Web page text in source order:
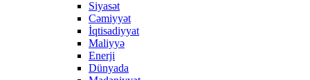
Siyasət
Cəmiyyət
İqtisadiyyat
Maliyyə
Enerji
Dünyada